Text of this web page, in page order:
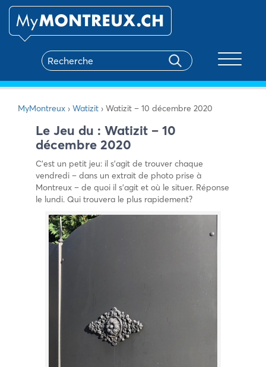
MyMontreux › Watizit › Watizit – 10 décembre 2020
Le Jeu du : Watizit – 10
décembre 2020
C’est un petit jeu: il s’agit de trouver chaque
vendredi – dans un extrait de photo prise à
Montreux – de quoi il s’agit et où le situer. Réponse
le lundi. Qui trouvera le plus rapidement?